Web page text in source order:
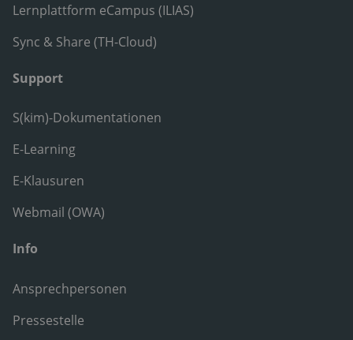
Lernplattform eCampus (ILIAS)
Sync & Share (TH-Cloud)
Support
S(kim)-Dokumentationen
E-Learning
E-Klausuren
Webmail (OWA)
Info
Ansprechpersonen
Pressestelle